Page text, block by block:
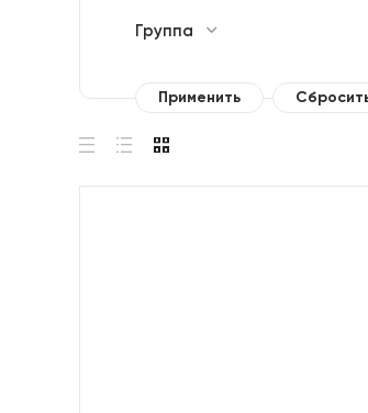
Группа